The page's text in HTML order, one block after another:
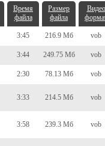
Время
файла
Размер
файла
Видео
3:45 216.9 Мб vob
3:44 249.75 Мб vob
2:30 78.13 Мб vob
3:33 214.5 Мб vob
3:58 239.3 Мб vob